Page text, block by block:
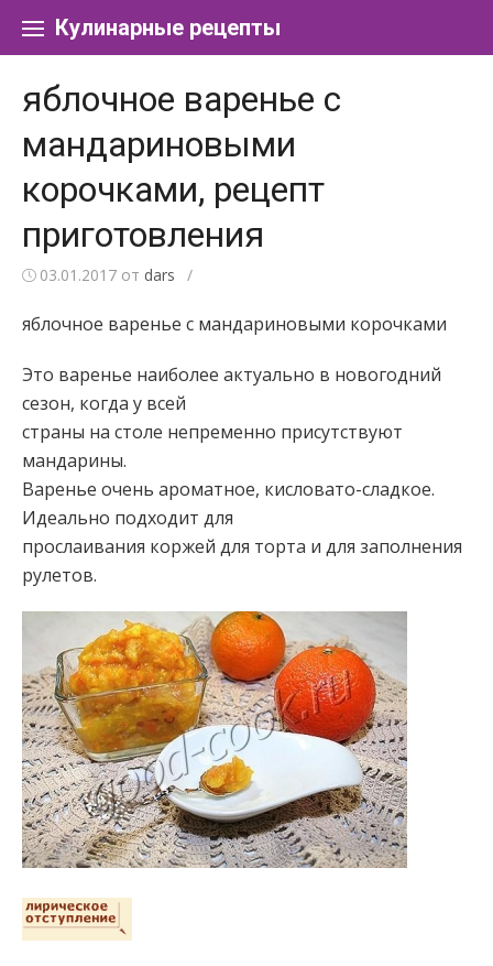
Кулинарные рецепты
яблочное варенье с
мандариновыми
корочками, рецепт
приготовления
03.01.2017 от dars /
яблочное варенье с мандариновыми корочками
Это варенье наиболее актуально в новогодний
сезон, когда у всей
страны на столе непременно присутствуют
мандарины.
Варенье очень ароматное, кисловато-сладкое.
Идеально подходит для
прослаивания коржей для торта и для заполнения
рулетов.